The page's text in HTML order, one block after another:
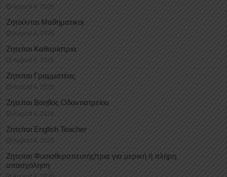
August 4, 2026
Ζητούνται Μαθηματικοί
August 4, 2026
Ζητείται Καθαρίστρια
August 4, 2026
Ζητείται Γραμματέας
August 4, 2026
Ζητείται Βοηθός Οδοντιατρείου
August 4, 2026
Ζητείται English Teacher
August 4, 2026
Ζητείται Φυσιοθεραπευτής/τρια για μερική ή πλήρη
απασχόληση